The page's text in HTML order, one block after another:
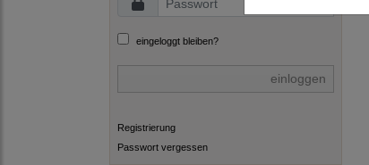
eingeloggt bleiben?
einloggen
Registrierung
Passwort vergessen